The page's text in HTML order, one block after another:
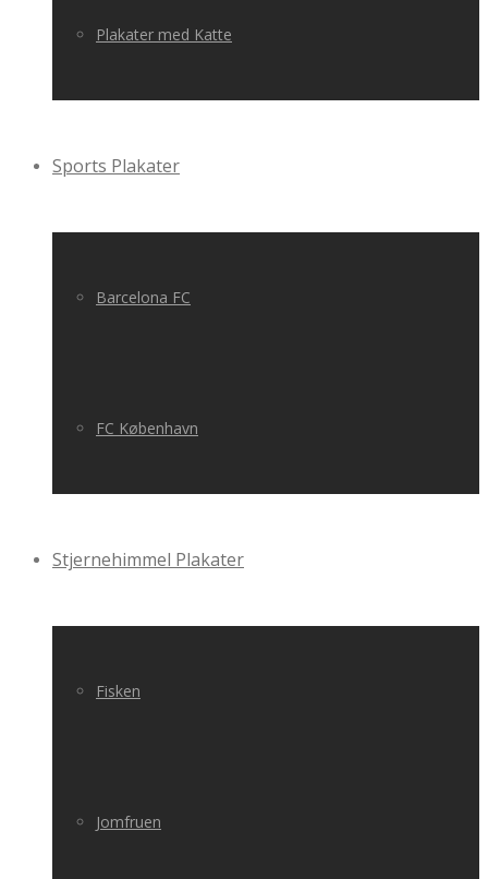
Plakater med Katte
Sports Plakater
Barcelona FC
FC København
Stjernehimmel Plakater
Fisken
Jomfruen